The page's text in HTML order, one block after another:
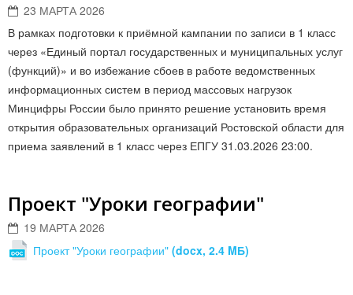
23 МАРТА 2026
В рамках подготовки к приёмной кампании по записи в 1 класс
через «Единый портал государственных и муниципальных услуг
(функций)» и во избежание сбоев в работе ведомственных
информационных систем в период массовых нагрузок
Минцифры России было принято решение установить время
открытия образовательных организаций Ростовской области для
приема заявлений в 1 класс через ЕПГУ 31.03.2026 23:00.
Проект "Уроки географии"
19 МАРТА 2026
Проект "Уроки географии" (docx, 2.4 MБ)